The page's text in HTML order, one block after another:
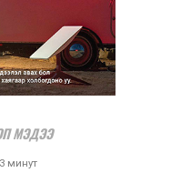
МЭДЭЭ
минут